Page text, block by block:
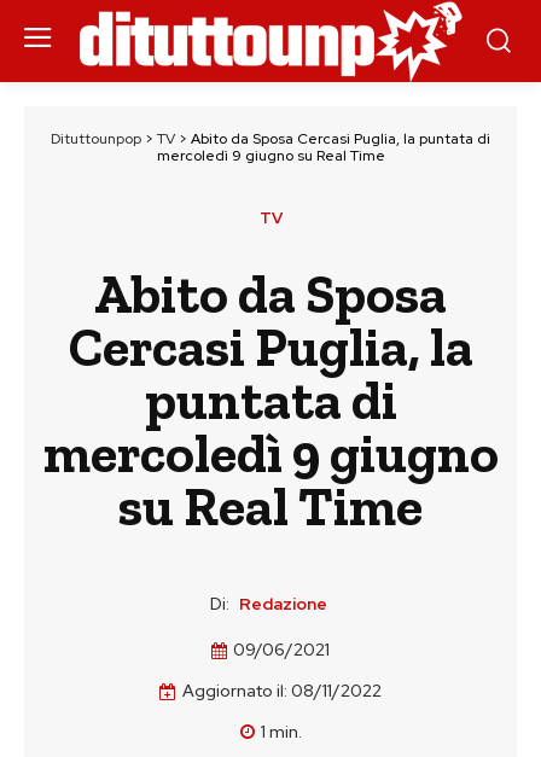
Dituttounpop > TV > Abito da Sposa Cercasi Puglia, la puntata di
mercoledì 9 giugno su Real Time
TV
Abito da Sposa
Cercasi Puglia, la
puntata di
mercoledì 9 giugno
su Real Time
Di: Redazione
09/06/2021
Aggiornato il: 08/11/2022
1 min.